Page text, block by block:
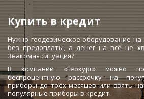
Купить в кредит
Нужно геодезическое оборудование на
без предоплаты, а денег на всё не
Знакомая ситуация?
В компании «Геокурс» можно
беспроцентную рассрочку на
приборы до трёх месяцев или взять
популярные приборы в кредит.